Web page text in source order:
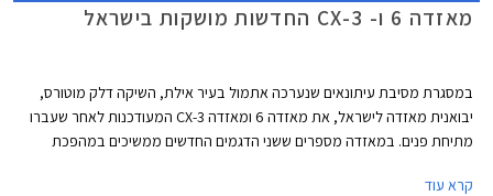
מאזדה 6 ו- CX-3 החדשות מושקות בישראל
במסגרת מסיבת עיתונאים שנערכה אתמול בעיר אילת, השיקה דלק מוטורס,
יבואנית מאזדה לישראל, את מאזדה 6 ומאזדה CX-3 המעודכנות לאחר שעברו
מתיחת פנים. במאזדה מספרים ששני הדגמים החדשים ממשיכים במהפכת
קרא עוד